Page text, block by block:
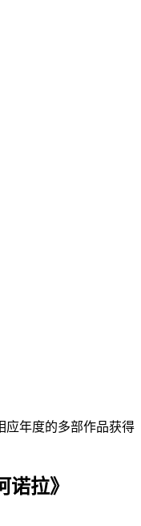
应年度的多部作品获得
诺拉》